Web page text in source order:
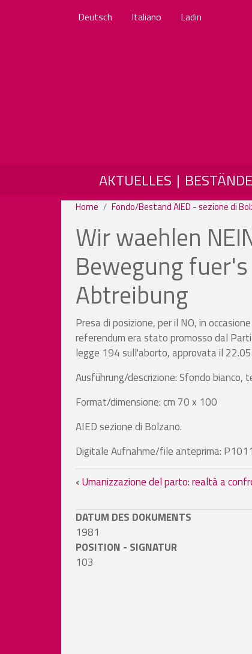
Deutsch Italiano Ladin
MAIN NAVIGATION
AKTUELLES BESTÄNDE
Home Fondo/Bestand AIED - sezione di
Wir waehlen
Bewegung
Abtreibung
Presa di posizione, per il NO, in
referendum era stato promosso dal
legge 194 sull'aborto, approvata il
Ausführung/descrizione: Sfondo
Format/dimensione: cm 70 x 100
AIED sezione di Bolzano.
Digitale Aufnahme/file anteprima:
Book traversal links
‹ Umanizzazione del parto: realtà a
DATUM DES DOKUMENTS
1981
POSITION - SIGNATUR
103